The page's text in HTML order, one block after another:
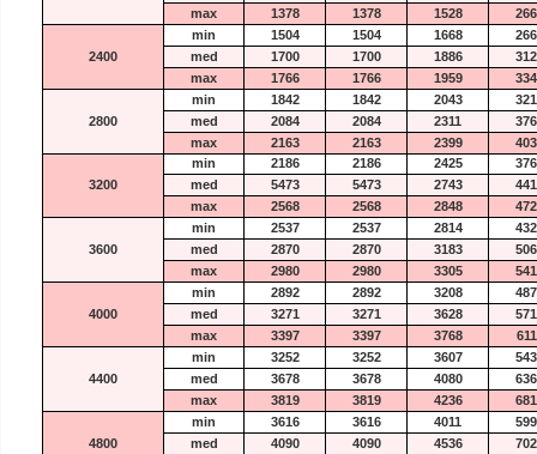
max
1378 1378 1528
2400
min 1504 1504 1668
med
1700 1700 1886
max
1766 1766 1959
2800
min 1842 1842 2043
med
2084 2084 2311
max
2163 2163 2399
3200
min 2186 2186 2425
med
5473 5473 2743
max
2568 2568 2848
3600
min 2537 2537 2814
med
2870 2870 3183
max
2980 2980 3305
4000
min 2892 2892 3208
med
3271 3271 3628
max
3397 3397 3768
4400
min 3252 3252 3607
med
3678 3678 4080
max
3819 3819 4236
4800
min 3616 3616 4011
med
4090 4090 4536